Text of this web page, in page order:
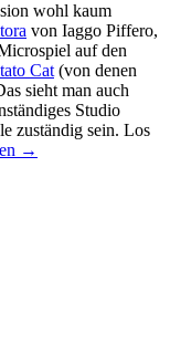
wohl kaum
von Iaggo Piffero,
auf den
Cat (von denen
sieht man auch
Studio
zuständig sein. Los
→